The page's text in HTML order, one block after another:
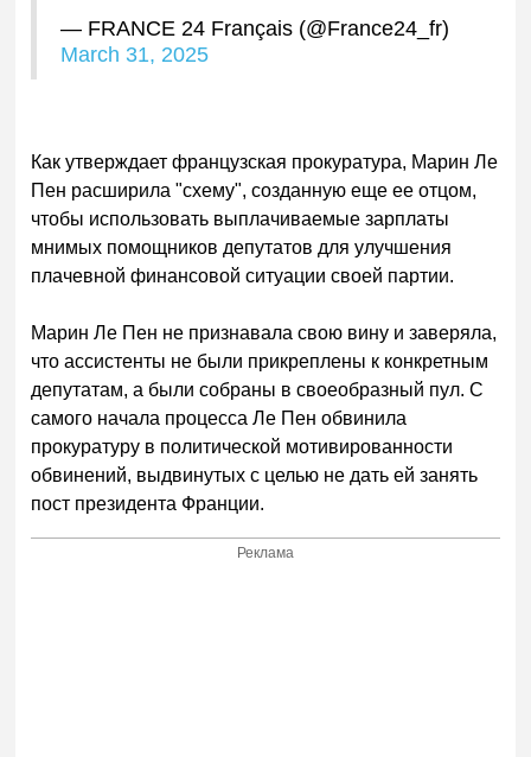
— FRANCE 24 Français (@France24_fr)
March 31, 2025
Как утверждает французская прокуратура, Марин Ле
Пен расширила "схему", созданную еще ее отцом,
чтобы использовать выплачиваемые зарплаты
мнимых помощников депутатов для улучшения
плачевной финансовой ситуации своей партии.
Марин Ле Пен не признавала свою вину и заверяла,
что ассистенты не были прикреплены к конкретным
депутатам, а были собраны в своеобразный пул. С
самого начала процесса Ле Пен обвинила
прокуратуру в политической мотивированности
обвинений, выдвинутых с целью не дать ей занять
пост президента Франции.
Реклама